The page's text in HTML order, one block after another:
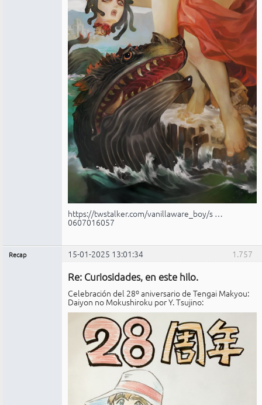
https://twstalker.com/vanillaware_boy/s …
0607016057
1.757
Recap 15-01-2025 13:01:34
Re: Curiosidades, en este hilo.
Celebración del 28º aniversario de Tengai Makyou:
Daiyon no Mokushiroku por Y. Tsujino: